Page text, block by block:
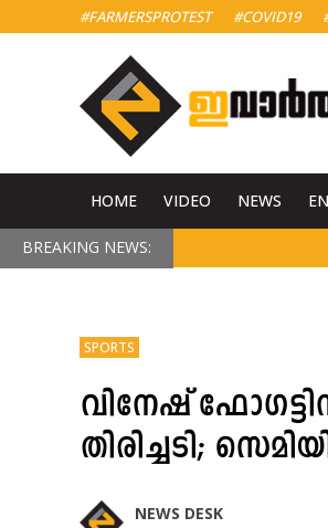
#FARMERSPROTEST #COVID19
HOME VIDEO NEWS
BREAKING NEWS:
SPORTS
വിനേഷ്
തിരിച്ചടി;
NEWS DESK